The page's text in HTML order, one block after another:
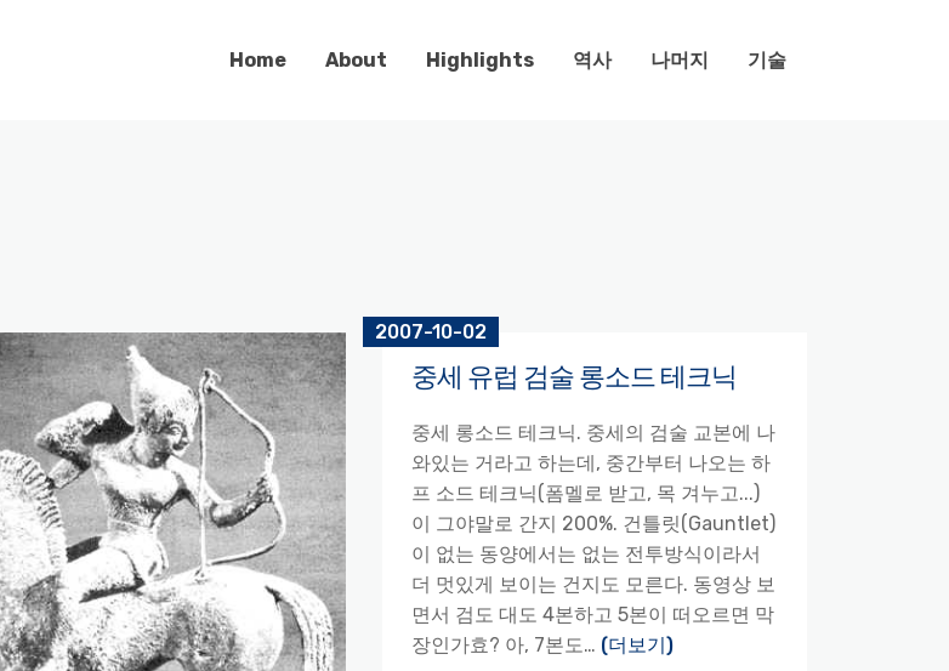
Home About Highlights 역사 나머지 기술
2007-10-02
중세 유럽 검술 롱소드 테크닉
중세 롱소드 테크닉. 중세의 검술 교본에 나
와있는 거라고 하는데, 중간부터 나오는 하
프 소드 테크닉(폼멜로 받고, 목 겨누고...)
이 그야말로 간지 200%. 건틀릿(Gauntlet)
이 없는 동양에서는 없는 전투방식이라서
더 멋있게 보이는 건지도 모른다. 동영상 보
면서 검도 대도 4본하고 5본이 떠오르면 막
장인가효? 아, 7본도… (더보기)